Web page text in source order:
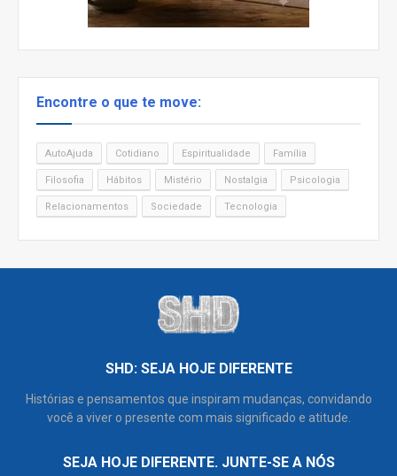
Encontre o que te move:
AutoAjuda Cotidiano Espiritualidade Família
Filosofia Hábitos Mistério Nostalgia Psicologia
Relacionamentos Sociedade Tecnologia
SHD: SEJA HOJE DIFERENTE
Histórias e pensamentos que inspiram mudanças, convidando
você a viver o presente com mais significado e atitude.
SEJA HOJE DIFERENTE. JUNTE-SE A NÓS